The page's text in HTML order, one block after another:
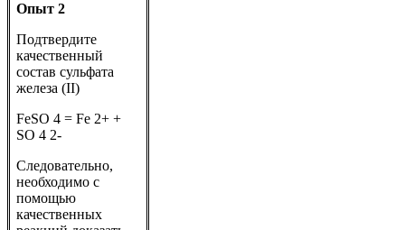
Опыт 2
Подтвердите
качественный
состав сульфата
железа (II)
FeSO 4 = Fe 2+ +
SO 4 2-
Следовательно,
необходимо с
помощью
качественных